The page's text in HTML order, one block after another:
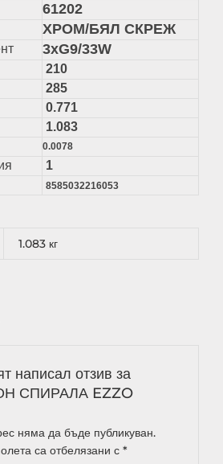
61202
ХРОМ/БЯЛ СКРЕЖ
3xG9/33W
210
285
0.771
1.083
0.0078
1
8585032216053
1.083 кг
написал отзив за
СПИРАЛА EZZO
няма да бъде публикуван.
са отбелязани с *